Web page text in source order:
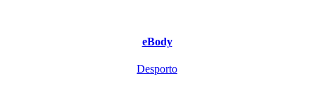
eBody
Desporto